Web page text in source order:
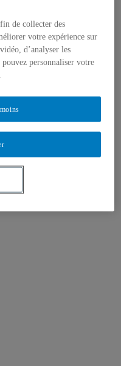
de collecter des
votre expérience sur
d’analyser les
personnaliser votre